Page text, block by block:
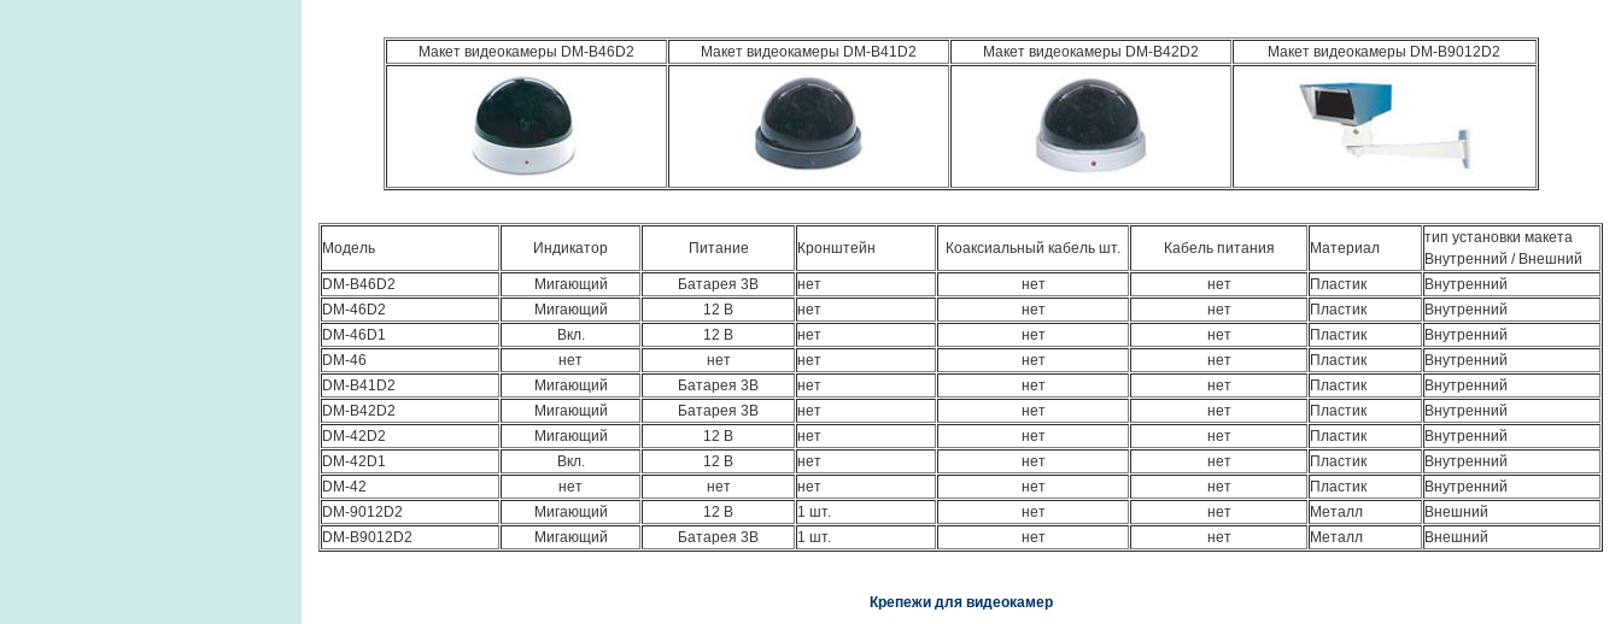
Макет видеокамеры DM-B46D2 Макет видеокамеры DM-B41D2 Макет видеокамеры DM-B42D2 Макет видеокамеры DM-B9012D2
Модель Индикатор Питание Кронштейн Коаксиальный кабель шт. Кабель питания Материал
тип установки макета
Внутренний / Внешний
DM-B46D2
Мигающий Батарея 3В нет нет нет Пластик
Внутренний
DM-46D2
Мигающий 12 В нет нет нет Пластик
Внутренний
DM-46D1
Вкл. 12 В нет нет нет Пластик
Внутренний
DM-46
нет нет нет нет нет Пластик
Внутренний
DM-B41D2
Мигающий Батарея 3В нет нет нет Пластик
Внутренний
DM-B42D2
Мигающий Батарея 3В нет нет нет Пластик
Внутренний
DM-42D2
Мигающий 12 В нет нет нет Пластик
Внутренний
DM-42D1
Вкл. 12 В нет нет нет Пластик
Внутренний
DM-42
нет нет нет нет нет Пластик
Внутренний
DM-9012D2
Мигающий 12 В 1 шт. нет нет Металл
Внешний
DM-B9012D2
Мигающий Батарея 3В 1 шт. нет нет Металл Внешний
Крепежи для видеокамер